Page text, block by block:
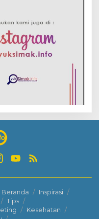
Beranda
Inspirasi
Tips
Kesehatan